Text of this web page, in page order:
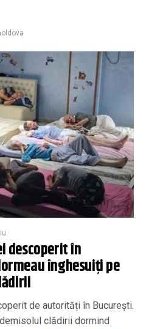
descoperit în
înghesuiți pe
de autorități în București.
clădirii dormind